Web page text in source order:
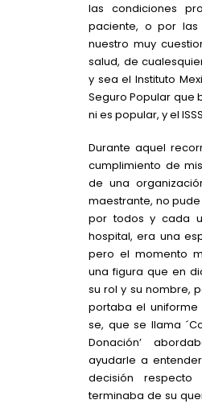
las condiciones
paciente, o por las
nuestro muy
salud, de
y sea el Instituto
Seguro Popular que
ni es popular, y el
Durante aquel
cumplimiento de
de una
maestrante, no
por todos y cada
hospital, era una
pero el momento
una figura que en
su rol y su nombre,
portaba el uniforme
se, que se llama
Donación’
ayudarle a
decisión
terminaba de su